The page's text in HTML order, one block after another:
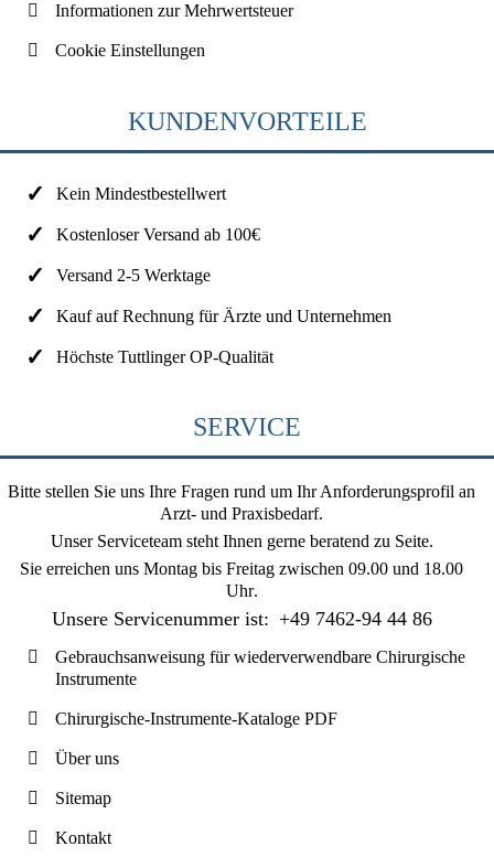
Informationen zur Mehrwertsteuer
Cookie Einstellungen
KUNDENVORTEILE
Kein Mindestbestellwert
Kostenloser Versand ab 100€
Versand 2-5 Werktage
Kauf auf Rechnung für Ärzte und Unternehmen
Höchste Tuttlinger OP-Qualität
SERVICE
Bitte stellen Sie uns Ihre Fragen rund um Ihr Anforderungsprofil an
Arzt- und Praxisbedarf.
Unser Serviceteam steht Ihnen gerne beratend zu Seite.
Sie erreichen uns Montag bis Freitag zwischen 09.00 und 18.00
Uhr.
Unsere Servicenummer ist: +49 7462-94 44 86
Gebrauchsanweisung für wiederverwendbare Chirurgische
Instrumente
Chirurgische-Instrumente-Kataloge PDF
Über uns
Sitemap
Kontakt